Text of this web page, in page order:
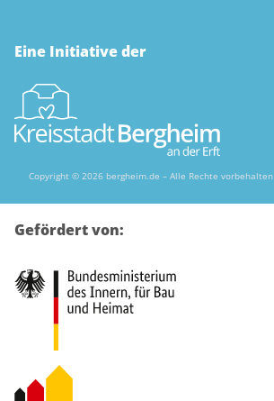
Eine Initiative der
Copyright © 2026 bergheim.de – Alle Rechte vorbehalten
Gefördert von: